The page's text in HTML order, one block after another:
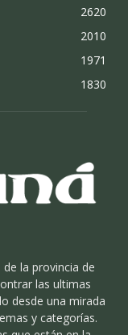
2620
2010
1971
1830
la provincia de
las ultimas
desde una mirada
y categorías.